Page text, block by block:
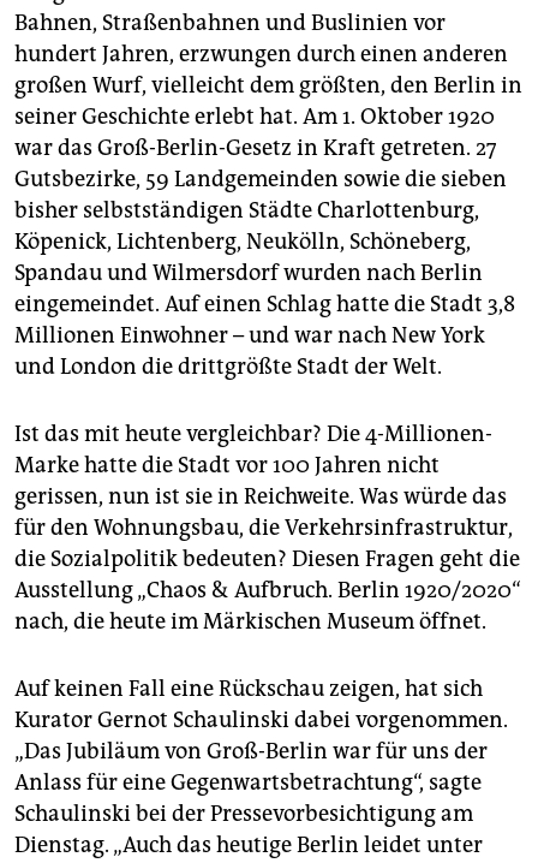
Bahnen, Straßenbahnen und Buslinien vor
hundert Jahren, erzwungen durch einen anderen
großen Wurf, vielleicht dem größten, den Berlin in
seiner Geschichte erlebt hat. Am 1. Oktober 1920
war das Groß-Berlin-Gesetz in Kraft getreten. 27
Gutsbezirke, 59 Landgemeinden sowie die sieben
bisher selbstständigen Städte Charlottenburg,
Köpenick, Lichtenberg, Neukölln, Schöneberg,
Spandau und Wilmersdorf wurden nach Berlin
eingemeindet. Auf einen Schlag hatte die Stadt 3,8
Millionen Einwohner – und war nach New York
und London die drittgrößte Stadt der Welt.
Ist das mit heute vergleichbar? Die 4-Millionen-
Marke hatte die Stadt vor 100 Jahren nicht
gerissen, nun ist sie in Reichweite. Was würde das
für den Wohnungsbau, die Verkehrsinfrastruktur,
die Sozialpolitik bedeuten? Diesen Fragen geht die
Ausstellung „Chaos & Aufbruch. Berlin 1920/2020“
nach, die heute im Märkischen Museum öffnet.
Auf keinen Fall eine Rückschau zeigen, hat sich
Kurator Gernot Schaulinski dabei vorgenommen.
„Das Jubiläum von Groß-Berlin war für uns der
Anlass für eine Gegenwartsbetrachtung“, sagte
Schaulinski bei der Pressevorbesichtigung am
Dienstag. „Auch das heutige Berlin leidet unter